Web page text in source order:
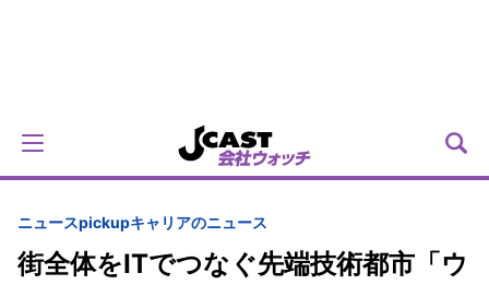
ニュースpickupキャリアのニュース
街全体をITでつなぐ先端技術都市「ウ